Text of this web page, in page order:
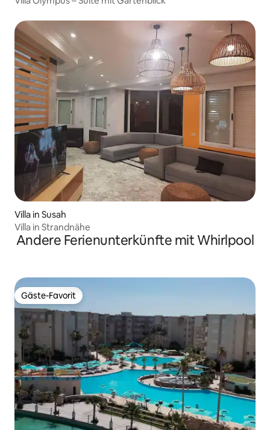
Villa in Susah
Villa in Strandnähe
Andere Ferienunterkünfte mit Whirlpool
Gäste-Favorit
Gäste-Favorit